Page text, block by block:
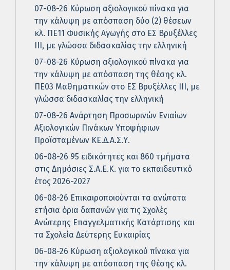
07-08-26 Κύρωση αξιολογικού πίνακα για
την κάλυψη με απόσπαση δύο (2) θέσεων
κλ. ΠΕ11 Φυσικής Αγωγής στο ΕΣ Βρυξέλλες
ΙΙΙ, με γλώσσα διδασκαλίας την ελληνική
07-08-26 Κύρωση αξιολογικού πίνακα για
την κάλυψη με απόσπαση της θέσης κλ.
ΠΕ03 Μαθηματικών στο ΕΣ Βρυξέλλες ΙΙΙ, με
γλώσσα διδασκαλίας την ελληνική
07-08-26 Ανάρτηση Προσωρινών Ενιαίων
Αξιολογικών Πινάκων Υποψήφιων
Προϊσταμένων ΚΕ.Δ.Α.Σ.Υ.
06-08-26 95 ειδικότητες και 860 τμήματα
στις Δημόσιες Σ.Α.Ε.Κ. για το εκπαιδευτικό
έτος 2026-2027
06-08-26 Επικαιροποιούνται τα ανώτατα
ετήσια όρια δαπανών για τις Σχολές
Ανώτερης Επαγγελματικής Κατάρτισης και
τα Σχολεία Δεύτερης Ευκαιρίας
06-08-26 Κύρωση αξιολογικού πίνακα για
την κάλυψη με απόσπαση της θέσης κλ.